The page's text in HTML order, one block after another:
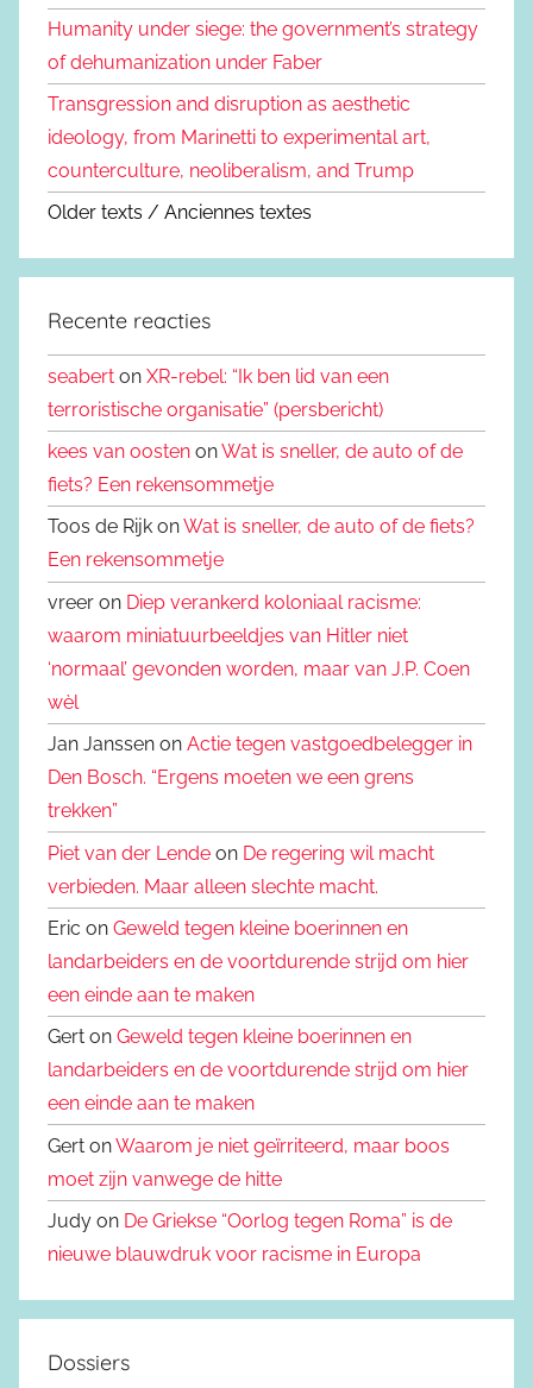
Humanity under siege: the government’s strategy
of dehumanization under Faber
Transgression and disruption as aesthetic
ideology, from Marinetti to experimental art,
counterculture, neoliberalism, and Trump
Older texts / Anciennes textes
Recente reacties
seabert on XR-rebel: “Ik ben lid van een
terroristische organisatie” (persbericht)
kees van oosten onWat is sneller, de auto of de
fiets? Een rekensommetje
Toos de Rijk onWat is sneller, de auto of de fiets?
Een rekensommetje
vreer on Diep verankerd koloniaal racisme:
waarom miniatuurbeeldjes van Hitler niet
‘normaal’ gevonden worden, maar van J.P. Coen
wèl
Jan Janssen on Actie tegen vastgoedbelegger in
Den Bosch. “Ergens moeten we een grens
trekken”
Piet van der Lende on De regering wil macht
verbieden. Maar alleen slechte macht.
Eric on Geweld tegen kleine boerinnen en
landarbeiders en de voortdurende strijd om hier
een einde aan te maken
Gert on Geweld tegen kleine boerinnen en
landarbeiders en de voortdurende strijd om hier
een einde aan te maken
Gert onWaarom je niet geïrriteerd, maar boos
moet zijn vanwege de hitte
Judy on De Griekse “Oorlog tegen Roma” is de
nieuwe blauwdruk voor racisme in Europa
Dossiers